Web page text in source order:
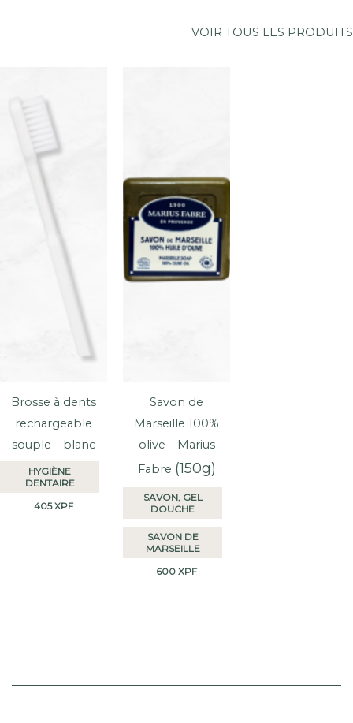
VOIR TOUS LES PRODUITS
Brosse à dents
rechargeable
souple – blanc
HYGIÈNE
DENTAIRE
405XPF
Savon de
Marseille 100%
olive – Marius
Fabre (150g)
SAVON, GEL
DOUCHE
SAVON DE
MARSEILLE
600 XPF